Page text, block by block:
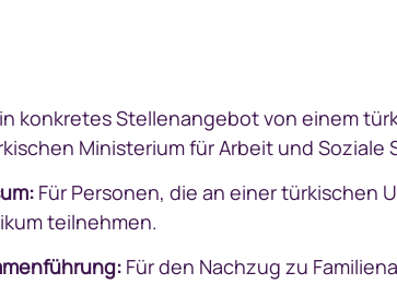
konkretes Stellenangebot von einem
Ministerium für Arbeit und Soziale
Für Personen, die an einer türkischen
teilnehmen.
Für den Nachzug zu